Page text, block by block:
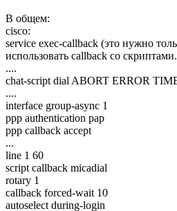
В общем:
cisco:
service exec-callback (это нужно
использовать callback со
....
chat-script dial ABORT ERROR
....
interface group-async 1
ppp authentication pap
ppp callback accept
...
line 1 60
script callback micadial
rotary 1
callback forced-wait 10
autoselect during-login